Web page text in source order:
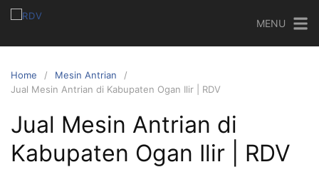
MENU
Home
Mesin Antrian
Jual Mesin Antrian di Kabupaten Ogan Ilir | RDV
Jual Mesin Antrian di
Kabupaten Ogan Ilir | RDV